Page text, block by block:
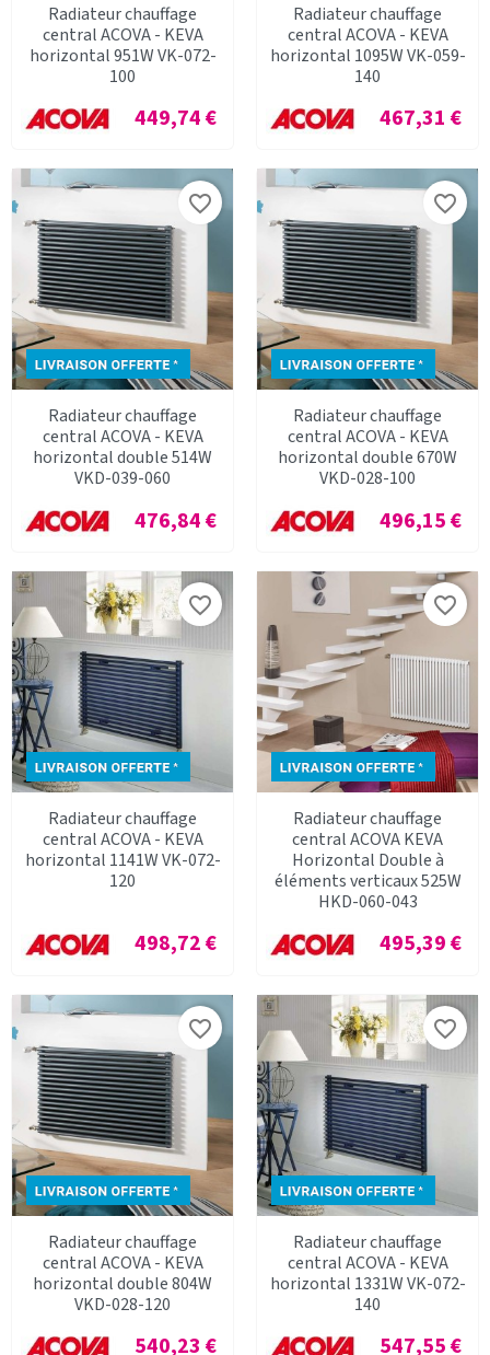
Radiateur chauffage
central ACOVA - KEVA
horizontal 951W VK-072-
100
Prix
449,74 €
Radiateur chauffage
central ACOVA - KEVA
horizontal 1095W VK-059-
140
Prix
467,31 €
Radiateur chauffage
central ACOVA - KEVA
horizontal double 514W
VKD-039-060
Prix
476,84 €
favorite_border
Radiateur chauffage
central ACOVA - KEVA
horizontal double 670W
VKD-028-100
Prix
496,15 €
favorite_border
Radiateur chauffage
central ACOVA - KEVA
horizontal 1141W VK-072-
120
Prix
498,72 €
favorite_border
Radiateur chauffage
central ACOVA KEVA
Horizontal Double à
éléments verticaux 525W
HKD-060-043
Prix
495,39 €
favorite_border
Radiateur chauffage
central ACOVA - KEVA
horizontal double 804W
VKD-028-120
Prix
540,23 €
favorite_border
Radiateur chauffage
central ACOVA - KEVA
horizontal 1331W VK-072-
140
Prix
547,55 €
favorite_border